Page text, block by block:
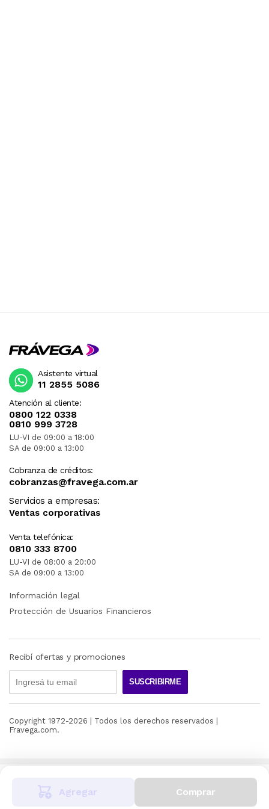
Comprar
Agregar
Atención al cliente:
0800 122 0338
0810 999 3728
LU-VI de 09:00 a 18:00
SA de 09:00 a 13:00
Cobranza de créditos:
cobranzas@fravega.com.ar
Servicios a empresas:
Ventas corporativas
Venta telefónica:
0810 333 8700
LU-VI de 08:00 a 20:00
SA de 09:00 a 13:00
Asistente virtual
11 2855 5086
Información legal
Protección de Usuarios Financieros
Recibí ofertas y promociones
SUSCRIBIRME
Copyright 1972-2026 | Todos los derechos reservados |
Fravega.com.